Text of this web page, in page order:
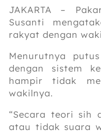
JAKARTA –
Susanti
rakyat dengan
Menurutnya
dengan sistem
hampir tidak
wakilnya.
“Secara teori sih
atau tidak suara